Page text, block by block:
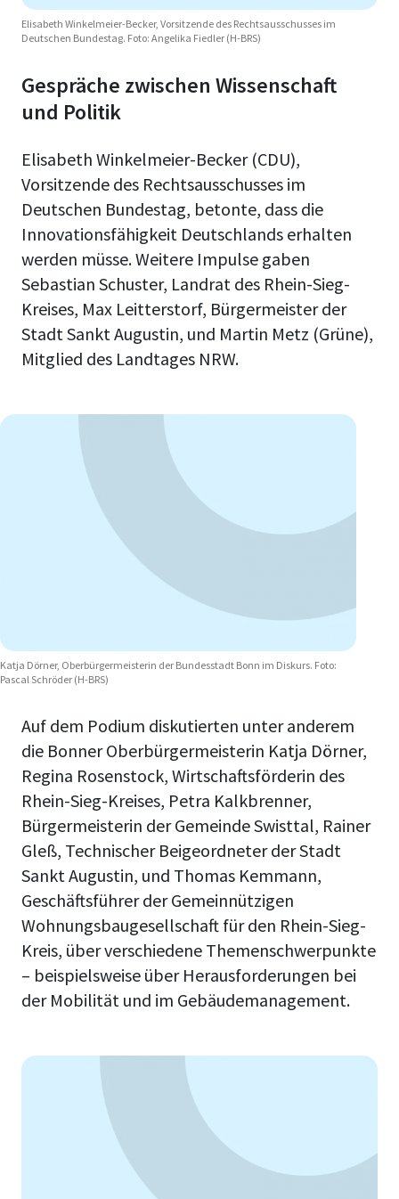
Elisabeth Winkelmeier-Becker, Vorsitzende des Rechtsausschusses im
Deutschen Bundestag. Foto: Angelika Fiedler (H-BRS)
Gespräche zwischen Wissenschaft
und Politik
Elisabeth Winkelmeier-Becker (CDU),
Vorsitzende des Rechtsausschusses im
Deutschen Bundestag, betonte, dass die
Innovationsfähigkeit Deutschlands erhalten
werden müsse. Weitere Impulse gaben
Sebastian Schuster, Landrat des Rhein-Sieg-
Kreises, Max Leitterstorf, Bürgermeister der
Stadt Sankt Augustin, und Martin Metz (Grüne),
Mitglied des Landtages NRW.
Katja Dörner, Oberbürgermeisterin der Bundesstadt Bonn im Diskurs. Foto:
Pascal Schröder (H-BRS)
Auf dem Podium diskutierten unter anderem
die Bonner Oberbürgermeisterin Katja Dörner,
Regina Rosenstock, Wirtschaftsförderin des
Rhein-Sieg-Kreises, Petra Kalkbrenner,
Bürgermeisterin der Gemeinde Swisttal, Rainer
Gleß, Technischer Beigeordneter der Stadt
Sankt Augustin, und Thomas Kemmann,
Geschäftsführer der Gemeinnützigen
Wohnungsbaugesellschaft für den Rhein-Sieg-
Kreis, über verschiedene Themenschwerpunkte
– beispielsweise über Herausforderungen bei
der Mobilität und im Gebäudemanagement.